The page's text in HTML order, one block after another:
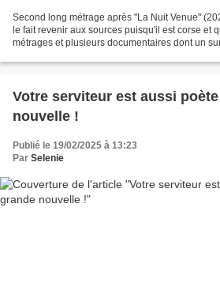
Second long métrage après "La Nuit Venue"
le fait revenir aux sources puisqu'il est corse et
métrages et plusieurs documentaires dont un
Votre serviteur est aussi
nouvelle !
Publié le 19/02/2025 à 13:23
Par Selenie